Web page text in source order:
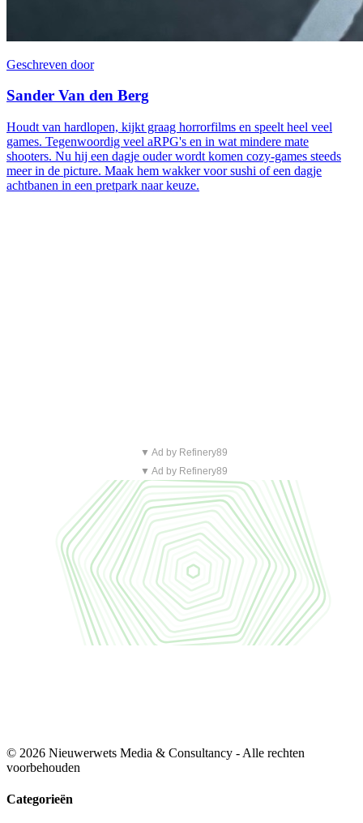
Geschreven door
Sander Van den Berg
Houdt van hardlopen, kijkt graag horrorfilms en speelt heel veel
games. Tegenwoordig veel aRPG's en in wat mindere mate
shooters. Nu hij een dagje ouder wordt komen cozy-games steeds
meer in de picture. Maak hem wakker voor sushi of een dagje
achtbanen in een pretpark naar keuze.
▼ Ad by Refinery89
▼ Ad by Refinery89
© 2026 Nieuwerwets Media & Consultancy - Alle rechten
voorbehouden
Categorieën